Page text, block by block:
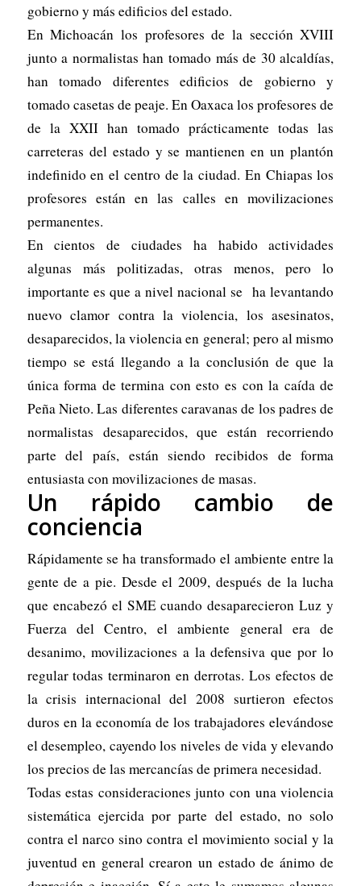
gobierno y más edificios del estado.
En Michoacán los profesores de la sección XVIII
junto a normalistas han tomado más de 30 alcaldías,
han tomado diferentes edificios de gobierno y
tomado casetas de peaje. En Oaxaca los profesores de
de la XXII han tomado prácticamente todas las
carreteras del estado y se mantienen en un plantón
indefinido en el centro de la ciudad. En Chiapas los
profesores están en las calles en movilizaciones
permanentes.
En cientos de ciudades ha habido actividades
algunas más politizadas, otras menos, pero lo
importante es que a nivel nacional se ha levantando
nuevo clamor contra la violencia, los asesinatos,
desaparecidos, la violencia en general; pero al mismo
tiempo se está llegando a la conclusión de que la
única forma de termina con esto es con la caída de
Peña Nieto. Las diferentes caravanas de los padres de
normalistas desaparecidos, que están recorriendo
parte del país, están siendo recibidos de forma
entusiasta con movilizaciones de masas.
Un rápido cambio de
conciencia
Rápidamente se ha transformado el ambiente entre la
gente de a pie. Desde el 2009, después de la lucha
que encabezó el SME cuando desaparecieron Luz y
Fuerza del Centro, el ambiente general era de
desanimo, movilizaciones a la defensiva que por lo
regular todas terminaron en derrotas. Los efectos de
la crisis internacional del 2008 surtieron efectos
duros en la economía de los trabajadores elevándose
el desempleo, cayendo los niveles de vida y elevando
los precios de las mercancías de primera necesidad.
Todas estas consideraciones junto con una violencia
sistemática ejercida por parte del estado, no solo
contra el narco sino contra el movimiento social y la
juventud en general crearon un estado de ánimo de